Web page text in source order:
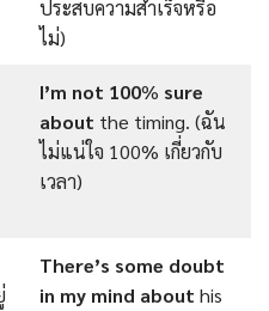
ประสบความสำเร็จหรือ
ไม่)
I’m not 100% sure
about the timing. (ฉัน
ไม่แน่ใจ 100% เกี่ยวกับ
เวลา)
There’s some doubt
in my mind about his